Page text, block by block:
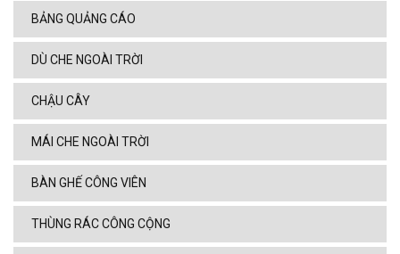
BẢNG QUẢNG CÁO
DÙ CHE NGOÀI TRỜI
CHẬU CÂY
MÁI CHE NGOÀI TRỜI
BÀN GHẾ CÔNG VIÊN
THÙNG RÁC CÔNG CỘNG